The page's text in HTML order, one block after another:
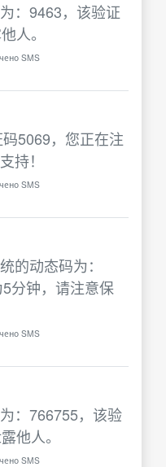
：9463，该验证
人。
SMS
码5069，您正在注
持！
SMS
的动态码为：
分钟，请注意保
SMS
：766755，该验
他人。
SMS